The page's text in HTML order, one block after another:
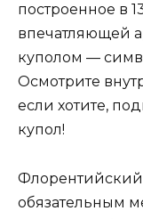
построенное в
впечатляющей
куполом —
Осмотрите
если хотите,
купол!
Флорентийский
обязательным